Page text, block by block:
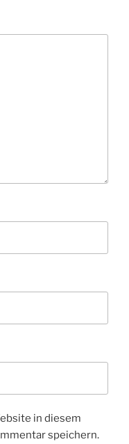
in diesem
speichern.